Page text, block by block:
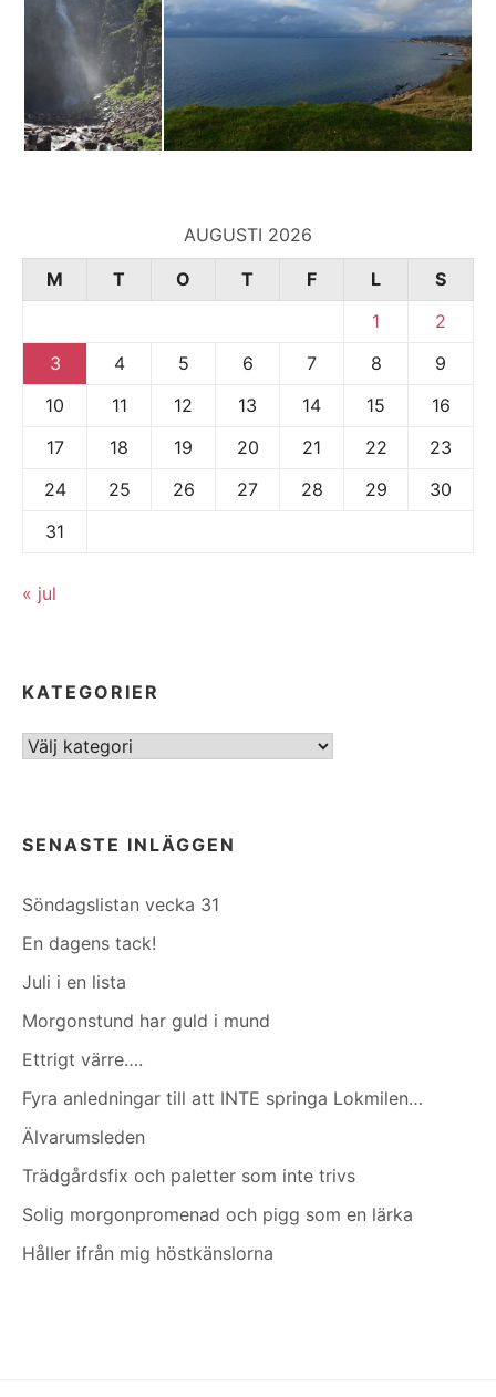
AUGUSTI 2026
M
T O T F L
S
1
2
3
4 5 6 7 8
9
10
11 12 13 14 15
16
17
18 19 20 21 22
23
24
25 26 27 28 29
30
31
« jul
KATEGORIER
Kategorier
SENASTE INLÄGGEN
Söndagslistan vecka 31
En dagens tack!
Juli i en lista
Morgonstund har guld i mund
Ettrigt värre….
Fyra anledningar till att INTE springa Lokmilen…
Älvarumsleden
Trädgårdsfix och paletter som inte trivs
Solig morgonpromenad och pigg som en lärka
Håller ifrån mig höstkänslorna